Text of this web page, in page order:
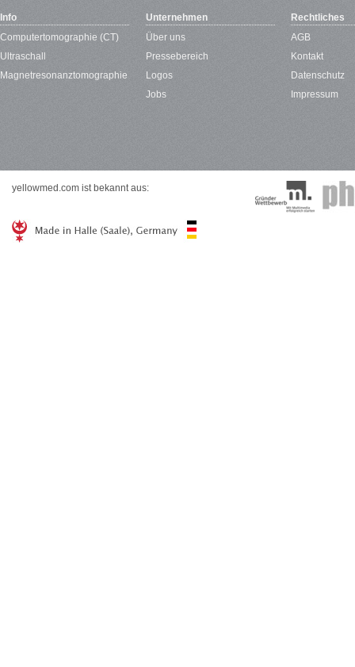
Info
Computertomographie (CT)
Ultraschall
Magnetresonanztomographie
Unternehmen
Über uns
Pressebereich
Logos
Jobs
Rechtliches
AGB
Kontakt
Datenschutz
Impressum
yellowmed.com ist bekannt aus: